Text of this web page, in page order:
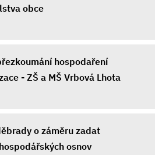
obce
hospodaření
- ZŠ a MŠ Vrbová Lhota
o záměru zadat
osnov